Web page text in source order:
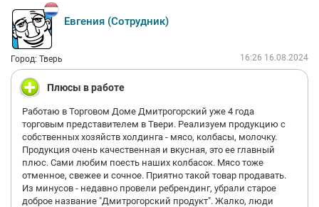
Евгения (Сотрудник)
Город: Тверь 16:26 16.08.2024
Плюсы в работе
Работаю в Торговом Доме Дмитрогорский уже 4 года
торговым представителем в Твери. Реализуем продукцию с
собственных хозяйств холдинга - мясо, колбасы, молочку.
Продукция очень качественная и вкусная, это ее главный
плюс. Сами любим поесть наших колбасок. Мясо тоже
отменное, свежее и сочное. Приятно такой товар продавать.
Из минусов - недавно провели ребрендинг, убрали старое
доброе название "Дмитрогорский продукт". Жалко, люди